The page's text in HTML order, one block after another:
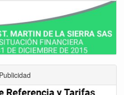
Publicidad